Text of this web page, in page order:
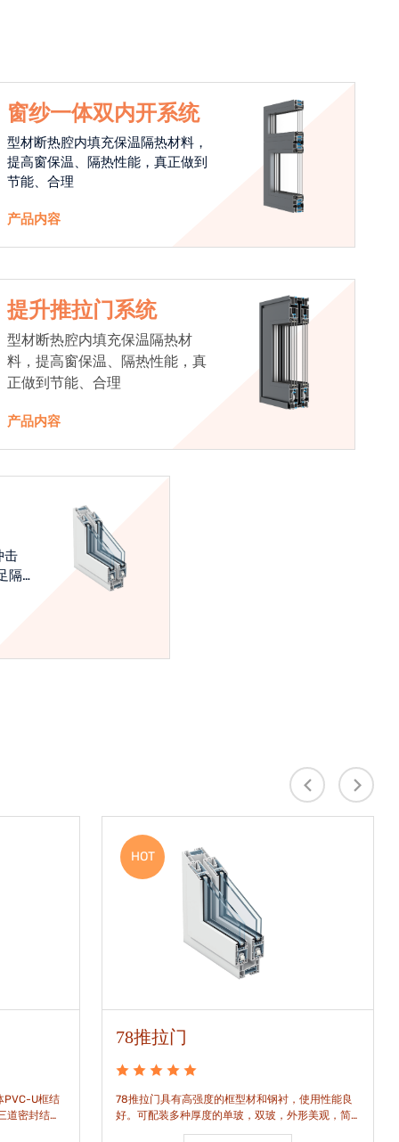
窗纱一体双内开系统
型材断热腔内填充保温隔热材料，
提高窗保温、隔热性能，真正做到
节能、合理
产品内容
提升推拉门系统
型材断热腔内填充保温隔热材
料，提高窗保温、隔热性能，真
正做到节能、合理
产品内容
击
隔
PVC-U框结
道密封结
HOT
78推拉门
78推拉门具有高强度的框型材和钢衬，使用性能良
好。可配装多种厚度的单玻，双玻，外形美观，简